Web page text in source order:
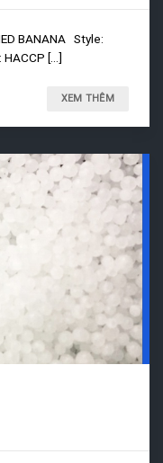
BANANA Style:
[...]
XEM THÊM